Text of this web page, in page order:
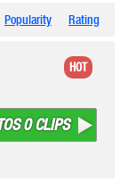
Popularity Rating
0 CLIPS
HOT